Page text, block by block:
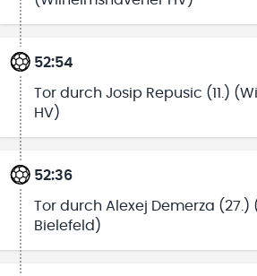
52:54
Tor durch Josip Repusic (11.)
HV)
52:36
Tor durch Alexej Demerza (27.)
Bielefeld)